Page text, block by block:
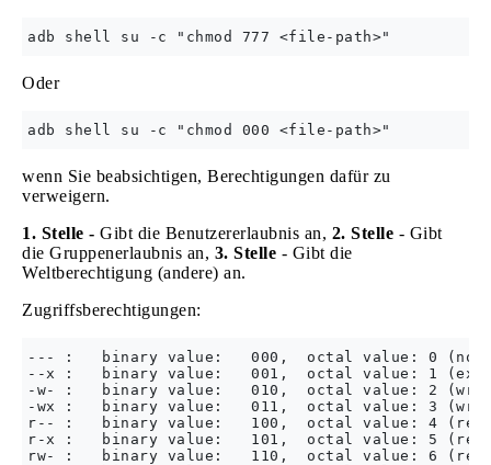
Oder
wenn Sie beabsichtigen, Berechtigungen dafür zu
verweigern.
1. Stelle - Gibt die Benutzererlaubnis an, 2. Stelle - Gibt
die Gruppenerlaubnis an, 3. Stelle - Gibt die
Weltberechtigung (andere) an.
Zugriffsberechtigungen:
--- :   binary value:   000,  octal value: 0
--x :   binary value:   001,  octal value: 1
-w- :   binary value:   010,  octal value: 2
-wx :   binary value:   011,  octal value: 3
r-- :   binary value:   100,  octal value: 4
r-x :   binary value:   101,  octal value: 5
rw- :   binary value:   110,  octal value: 6